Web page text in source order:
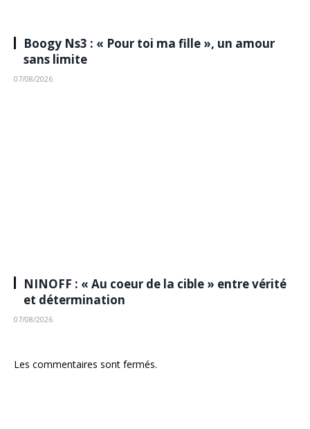
Boogy Ns3 : « Pour toi ma fille », un amour
sans limite
07/08/2026
NINOFF : « Au coeur de la cible » entre vérité
et détermination
07/08/2026
Les commentaires sont fermés.